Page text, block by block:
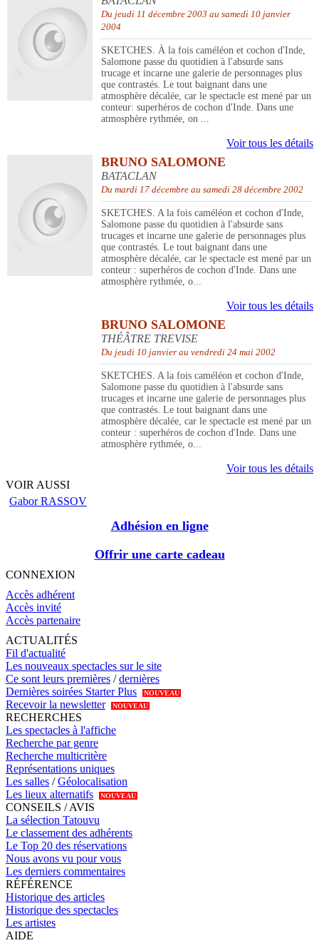
Du jeudi 11 décembre 2003 au samedi 10 janvier
2004
SKETCHES. À la fois caméléon et cochon d'Inde,
Salomone passe du quotidien à l'absurde sans
trucage et incarne une galerie de personnages plus
que contrastés. Le tout baignant dans une
atmosphère décalée, car le spectacle est mené par un
conteur: superhéros de cochon d'Inde. Dans une
atmosphère rythmée, on ...
Voir tous les détails
BRUNO SALOMONE
BATACLAN
Du mardi 17 décembre au samedi 28 décembre 2002
SKETCHES. A la fois caméléon et cochon d'Inde,
Salomone passe du quotidien à l'absurde sans
trucages et incarne une galerie de personnages plus
que contrastés. Le tout baignant dans une
atmosphère décalée, car le spectacle est mené par un
conteur : superhéros de cochon d'Inde. Dans une
atmosphère rythmée, o...
Voir tous les détails
BRUNO SALOMONE
THÉÂTRE TREVISE
Du jeudi 10 janvier au vendredi 24 mai 2002
SKETCHES. A la fois caméléon et cochon d'Inde,
Salomone passe du quotidien à l'absurde sans
trucages et incarne une galerie de personnages plus
que contrastés. Le tout baignant dans une
atmosphère décalée, car le spectacle est mené par un
conteur : superhéros de cochon d'Inde. Dans une
atmosphère rythmée, o...
Voir tous les détails
VOIR AUSSI
Gabor RASSOV
Adhésion en ligne
Offrir une carte cadeau
CONNEXION
Accès adhérent
Accès invité
Accès partenaire
ACTUALITÉS
Fil d'actualité
Les nouveaux spectacles sur le site
Ce sont leurs premières /dernières
Dernières soirées Starter Plus
NOUVEAU
Recevoir la newsletter NOUVEAU
RECHERCHES
Les spectacles à l'affiche
Recherche par genre
Recherche multicritère
Représentations uniques
Les salles /Géolocalisation
Les lieux alternatifs
NOUVEAU
CONSEILS / AVIS
La sélection Tatouvu
Le classement des adhérents
Le Top 20 des réservations
Nous avons vu pour vous
Les derniers commentaires
RÉFÉRENCE
Historique des articles
Historique des spectacles
Les artistes
AIDE